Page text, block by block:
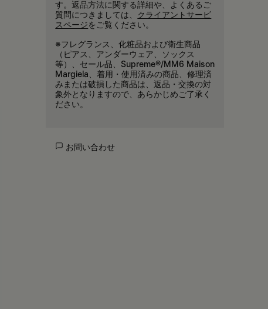
す。返品方法に関する詳細や、よくあるご
質問につきましては、 クライアントサービ
スページをご覧ください。
※フレグランス、化粧品および衛生商品
（ピアス、アンダーウェア、ソックス
等）、セール品、Supreme®/MM6 Maison
Margiela、着用・使用済みの商品、修理済
みまたは破損した商品は、返品・交換の対
象外となりますので、あらかじめご了承く
ださい。
お問い合わせ